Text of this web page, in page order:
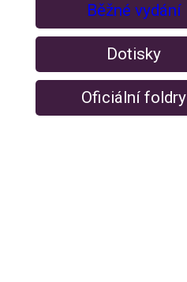
Běžné vydání
Dotisky
Oficiální foldry